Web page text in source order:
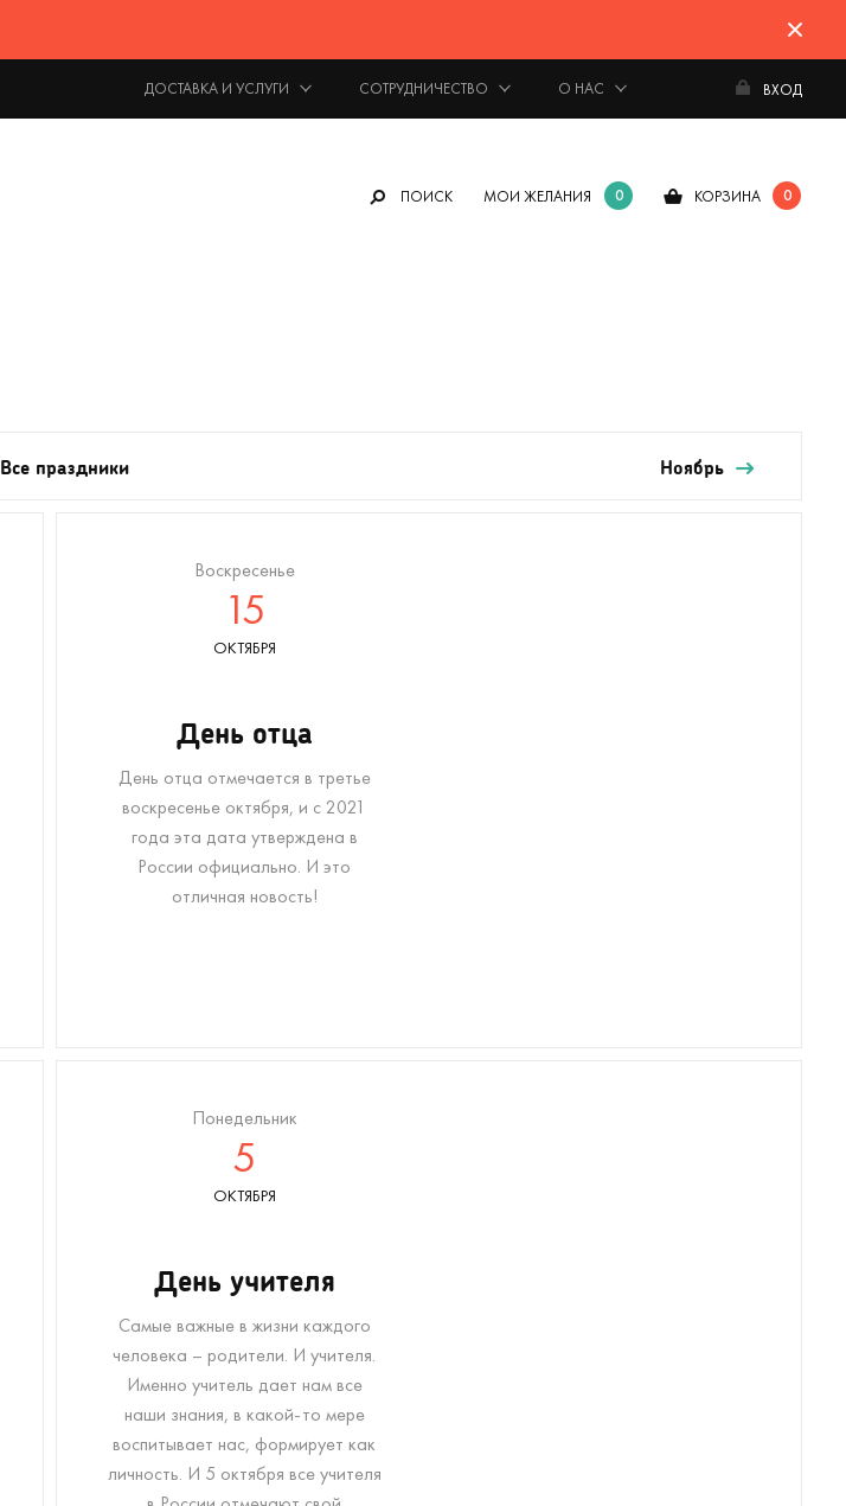
ДОСТАВКА И УСЛУГИ СОТРУДНИЧЕСТВО О НАС ВХОД
ПОИСК МОИ ЖЕЛАНИЯ 0 КОРЗИНА 0
Все праздники Ноябрь
Воскресенье
15
ОКТЯБРЯ
День отца
День отца отмечается в третье
воскресенье октября, и с 2021
года эта дата утверждена в
России официально. И это
отличная новость!
Понедельник
5
ОКТЯБРЯ
День учителя
Самые важные в жизни каждого
человека – родители. И учителя.
Именно учитель дает нам все
наши знания, в какой-то мере
воспитывает нас, формирует как
личность. И 5 октября все учителя